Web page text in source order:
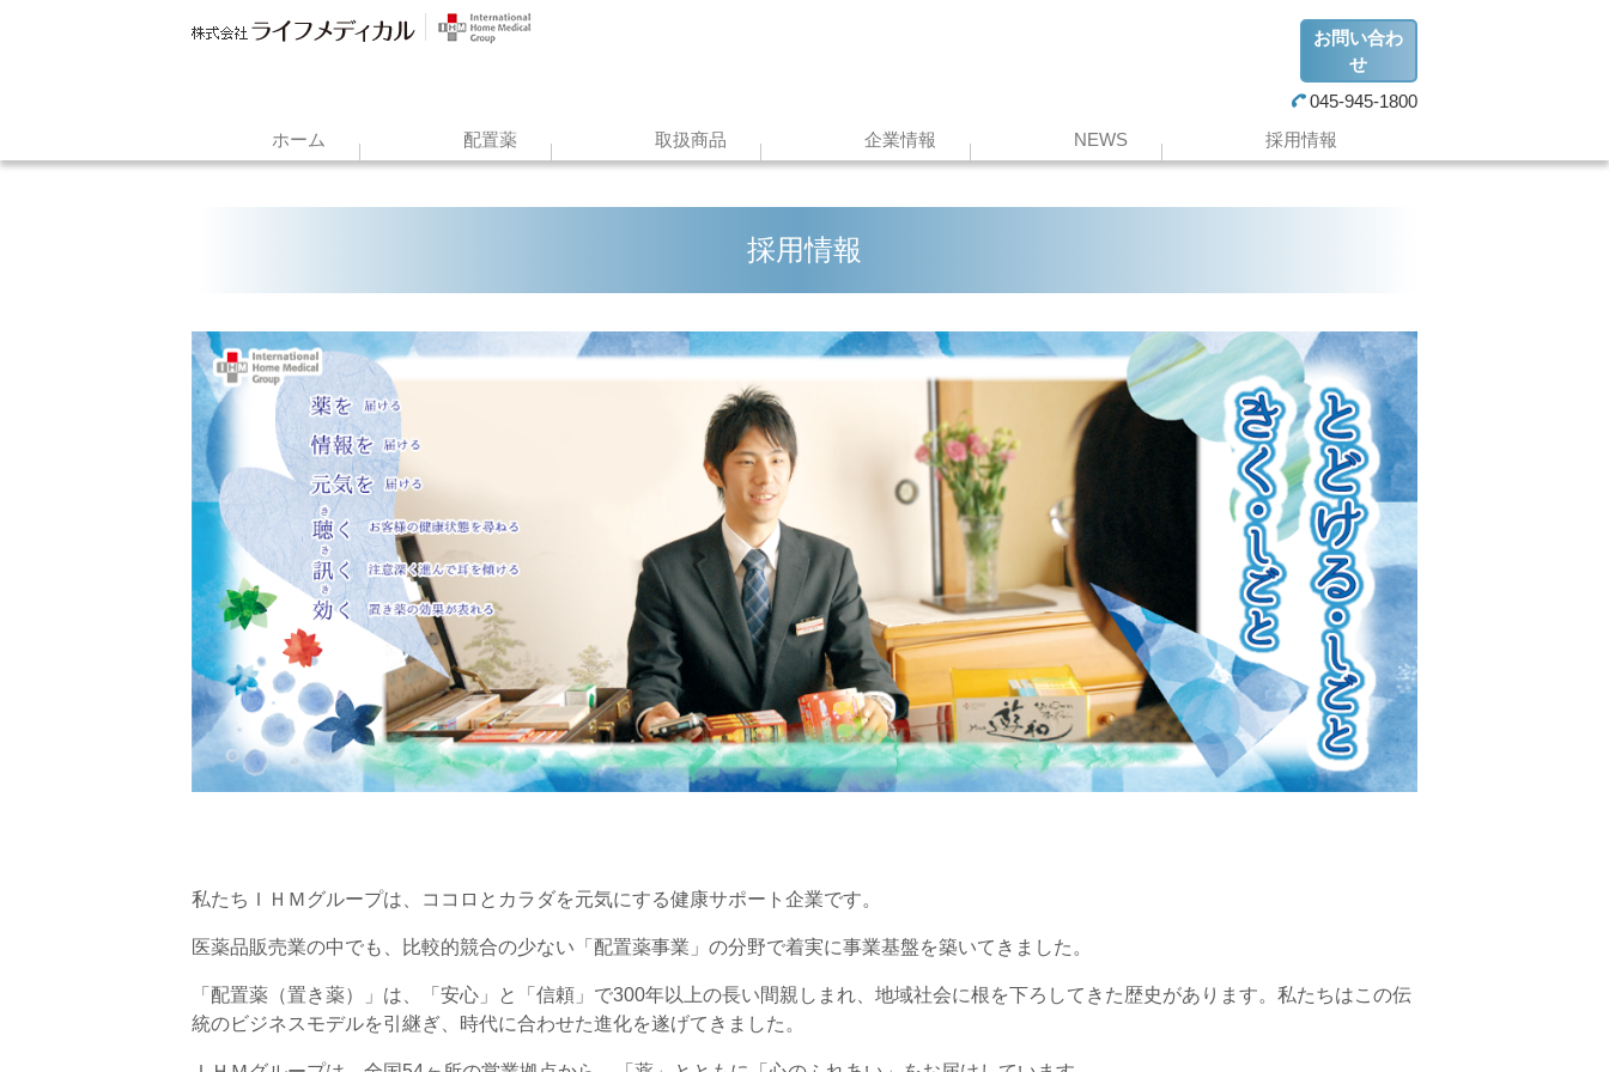
お問い合わ
せ
045-945-1800
ホーム
配置薬 取扱商品 企業情報 NEWS 採用情報
採用情報
私たちＩＨＭグループは、ココロとカラダを元気にする健康サポート企業です。
医薬品販売業の中でも、比較的競合の少ない「配置薬事業」の分野で着実に事業基盤を築いてきました。
「配置薬（置き薬）」は、「安心」と「信頼」で300年以上の長い間親しまれ、地域社会に根を下ろしてきた歴史があります。私たちはこの伝
統のビジネスモデルを引継ぎ、時代に合わせた進化を遂げてきました。